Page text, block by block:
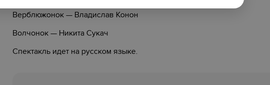
Верблюжонок — Владислав Конон
Волчонок — Никита Сукач
Спектакль идет на русском языке.